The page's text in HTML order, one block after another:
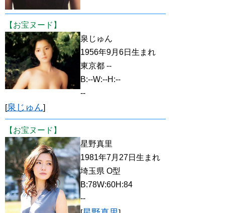
【お宝ヌード】
泉じゅん
1956年9月6日生まれ
東京都 --
B:--W:--H:--
--
[泉じゅん]
【お宝ヌード】
星野真里
1981年7月27日生まれ
埼玉県 O型
B:78W:60H:84
--